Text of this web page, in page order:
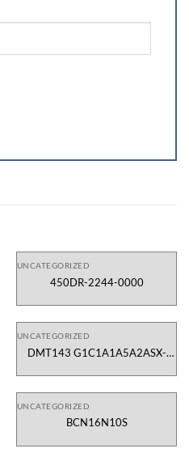
UNCATEGORIZED
450DR-2244-0000
UNCATEGORIZED
DMT143 G1C1A1A5A2ASX-
UNCATEGORIZED
BCN16N10S